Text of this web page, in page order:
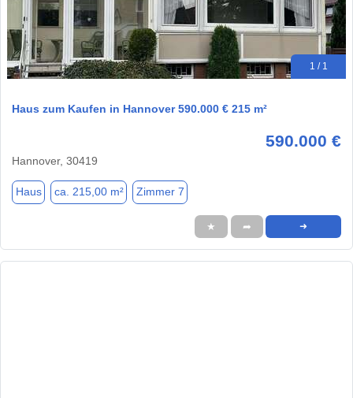
1 / 1
Haus zum Kaufen in Hannover 590.000 € 215 m²
590.000 €
Hannover, 30419
Haus ca. 215,00 m² Zimmer 7
★ ➦ ➜